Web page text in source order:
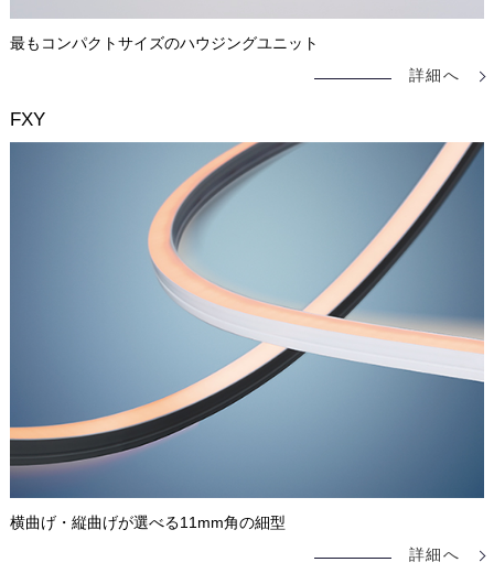
最もコンパクトサイズのハウジングユニット
詳細へ
FXY
横曲げ・縦曲げが選べる11mm角の細型
詳細へ